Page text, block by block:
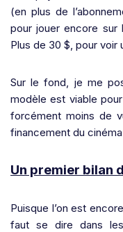
(en plus de
pour jouer encore sur
Plus de 30 $, pour voir
Sur le fond, je me
modèle est viable
forcément moins de
financement du
Un premier bilan
Puisque l’on est
faut se dire dans